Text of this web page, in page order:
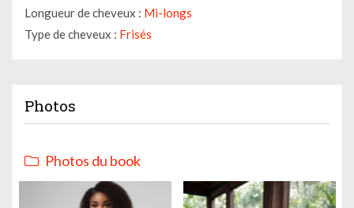
Longueur de cheveux : Mi-longs
Type de cheveux : Frisés
Photos
Photos du book